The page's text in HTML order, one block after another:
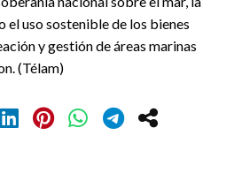
el uso sostenible de los bienes
y gestión de áreas marinas
(Télam)